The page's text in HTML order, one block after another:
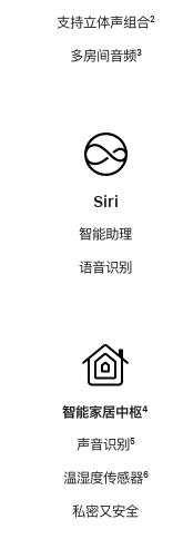
支持立体声组合脚
²
多房间音频脚
³
Siri
智能助理
语音识别
智能家居中枢脚
⁴
声音识别脚
⁵
温湿度传感器脚
⁶
私密又安全